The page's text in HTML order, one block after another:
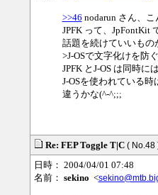
>>46 nodarun さん、こ
JPFK って、JpFontKit
話題を続けていいもの
>J-OSで文字化けを防
JPFK とJ-OS は同時に
J-OSを使われている時
違うかな(^-^;;;
Re: FEP Toggle T|C ( No.48
日時： 2004/04/01 07:48
名前： sekino <